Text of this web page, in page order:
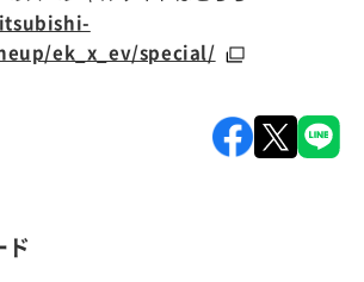
ド
ek_x_ev/special/（別ウィンドウ